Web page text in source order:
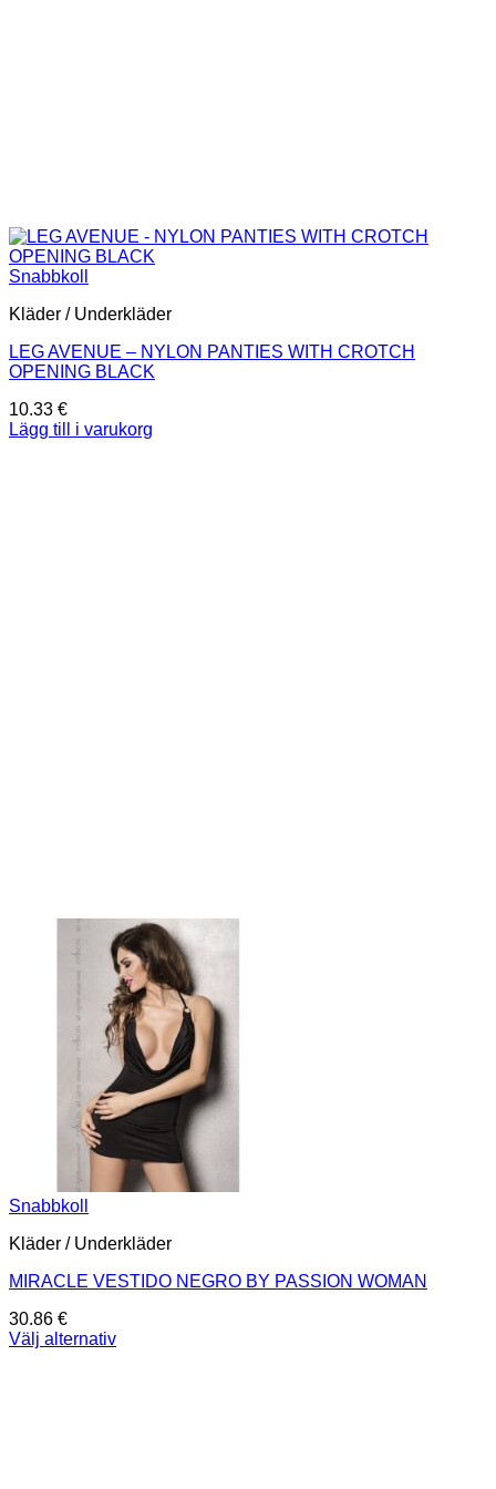
Snabbkoll
Kläder / Underkläder
LEG AVENUE – NYLON PANTIES WITH CROTCH
OPENING BLACK
10.33 €
Lägg till i varukorg
Snabbkoll
Kläder / Underkläder
MIRACLE VESTIDO NEGRO BY PASSION WOMAN
30.86 €
Välj alternativ